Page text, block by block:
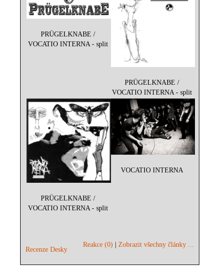
PRÜGELKNABE /
VOCATIO INTERNA - split
PRÜGELKNABE /
VOCATIO INTERNA - split
PRÜGELKNABE /
VOCATIO INTERNA - split
VOCATIO INTERNA
Recenze Desky
Reakce (0) |Zobrazit všechny články ...